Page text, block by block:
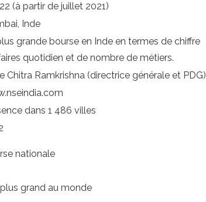
(à partir de juillet 2021)
Inde
grande bourse en Inde en termes de chiffre
quotidien et de nombre de métiers.
Chitra Ramkrishna (directrice générale et PDG)
dans 1 486 villes
nationale
grand au monde